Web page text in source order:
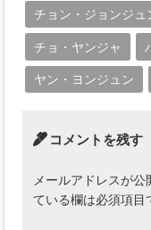
チョン・ジョンジュ
チョ・ヤンジャ
ヤン・ヨンジュン
コメントを残す
メールアドレスが公
ている欄は必須項目